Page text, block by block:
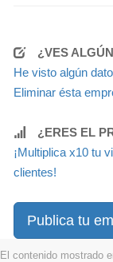
¿VES
He visto algún
Eliminar ésta
¿ERES EL
¡Multiplica x10 tu
clientes!
Publica tu
El contenido mostrado